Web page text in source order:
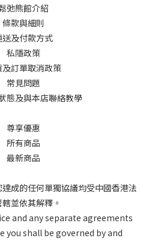
弛熊館介紹
條款與細則
送及付款方式
私隱政策
及訂單取消政策
常見問題
態及與本店聯絡教學
尊享優惠
所有商品
最新商品
成的任何單獨協議均受中國香港法
轄並依其解釋。
and any separate agreements
you shall be governed by and